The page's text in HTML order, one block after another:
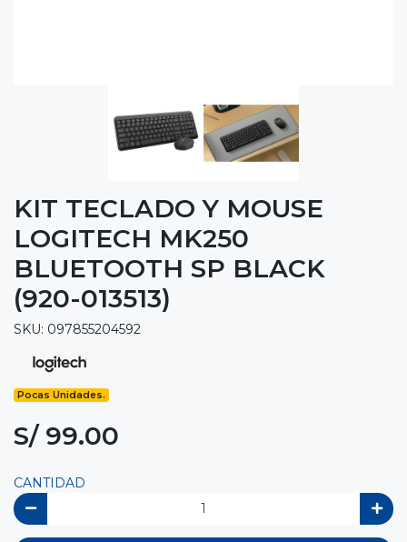
KIT TECLADO Y MOUSE
LOGITECH MK250
BLUETOOTH SP BLACK
(920-013513)
SKU: 097855204592
Pocas Unidades.
S/ 99.00
CANTIDAD